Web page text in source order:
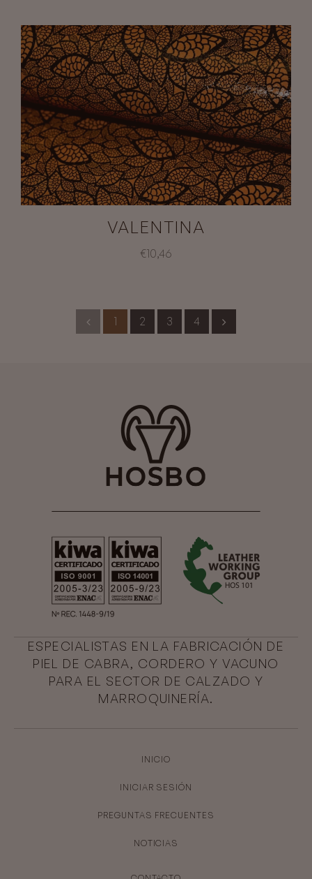
VALENTINA
€10,46
1 2 3 4
ESPECIALISTAS EN LA FABRICACIÓN DE
PIEL DE CABRA, CORDERO Y VACUNO
PARA EL SECTOR DE CALZADO Y
MARROQUINERÍA.
INICIO
INICIAR SESIÓN
PREGUNTAS FRECUENTES
NOTICIAS